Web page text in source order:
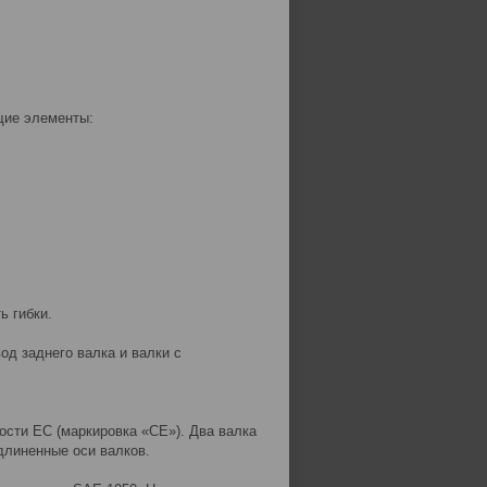
элементы:
гибки.
заднего валка и валки с
ЕС (маркировка «СЕ»). Два валка
оси валков.